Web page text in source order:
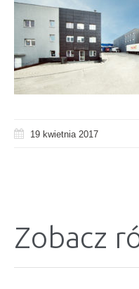
19 kwietnia 2017
Zobacz